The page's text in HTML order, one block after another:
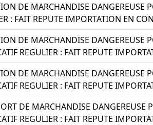
DE MARCHANDISE DANGEREUSE
: FAIT REPUTE IMPORTATION EN
DE MARCHANDISE DANGEREUSE
REGULIER : FAIT REPUTE
DE MARCHANDISE DANGEREUSE
REGULIER : FAIT REPUTE
DE MARCHANDISE
REGULIER : FAIT REPUTE